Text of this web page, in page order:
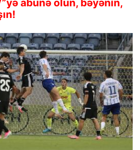
abunə olun, bəyənin,